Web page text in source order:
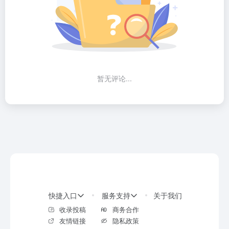
暂无评论...
快捷入口
收录投稿
友情链接
服务支持
商务合作
隐私政策
关于我们